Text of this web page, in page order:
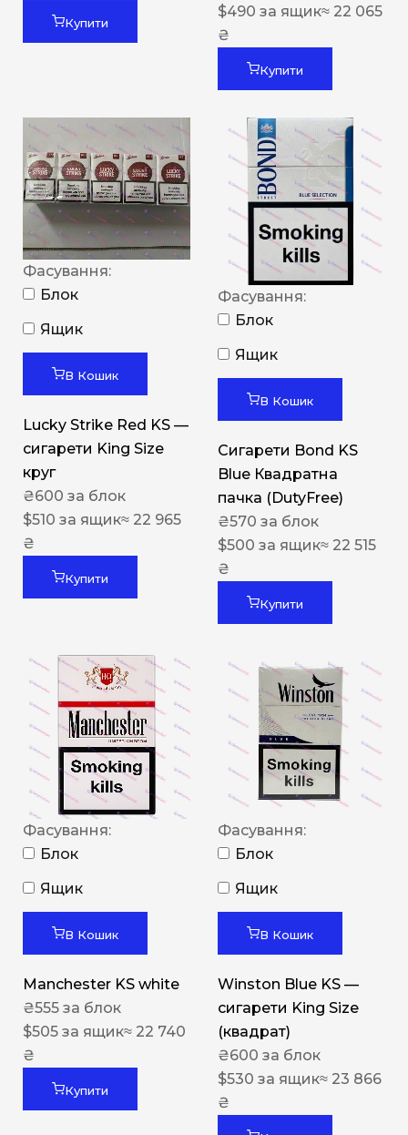
Купити
$490 за ящик≈ 22 065
₴
Купити
Фасування:
Блок
Ящик
В Кошик
Lucky Strike Red KS —
сигарети King Size
круг
₴600 за блок
$510 за ящик≈ 22 965
₴
Купити
Фасування:
Блок
Ящик
В Кошик
Сигарети Bond KS
Blue Квадратна
пачка (DutyFree)
₴570 за блок
$500 за ящик≈ 22 515
₴
Купити
Фасування:
Блок
Ящик
В Кошик
Manchester KS white
₴555 за блок
$505 за ящик≈ 22 740
₴
Купити
Фасування:
Блок
Ящик
В Кошик
Winston Blue KS —
сигарети King Size
(квадрат)
₴600 за блок
$530 за ящик≈ 23 866
₴